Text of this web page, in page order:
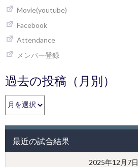
Movie(youtube)
Facebook
Attendance
メンバー登録
過去の投稿（月別）
過
去
投
（月
最近の試合結果
2025年12月7日